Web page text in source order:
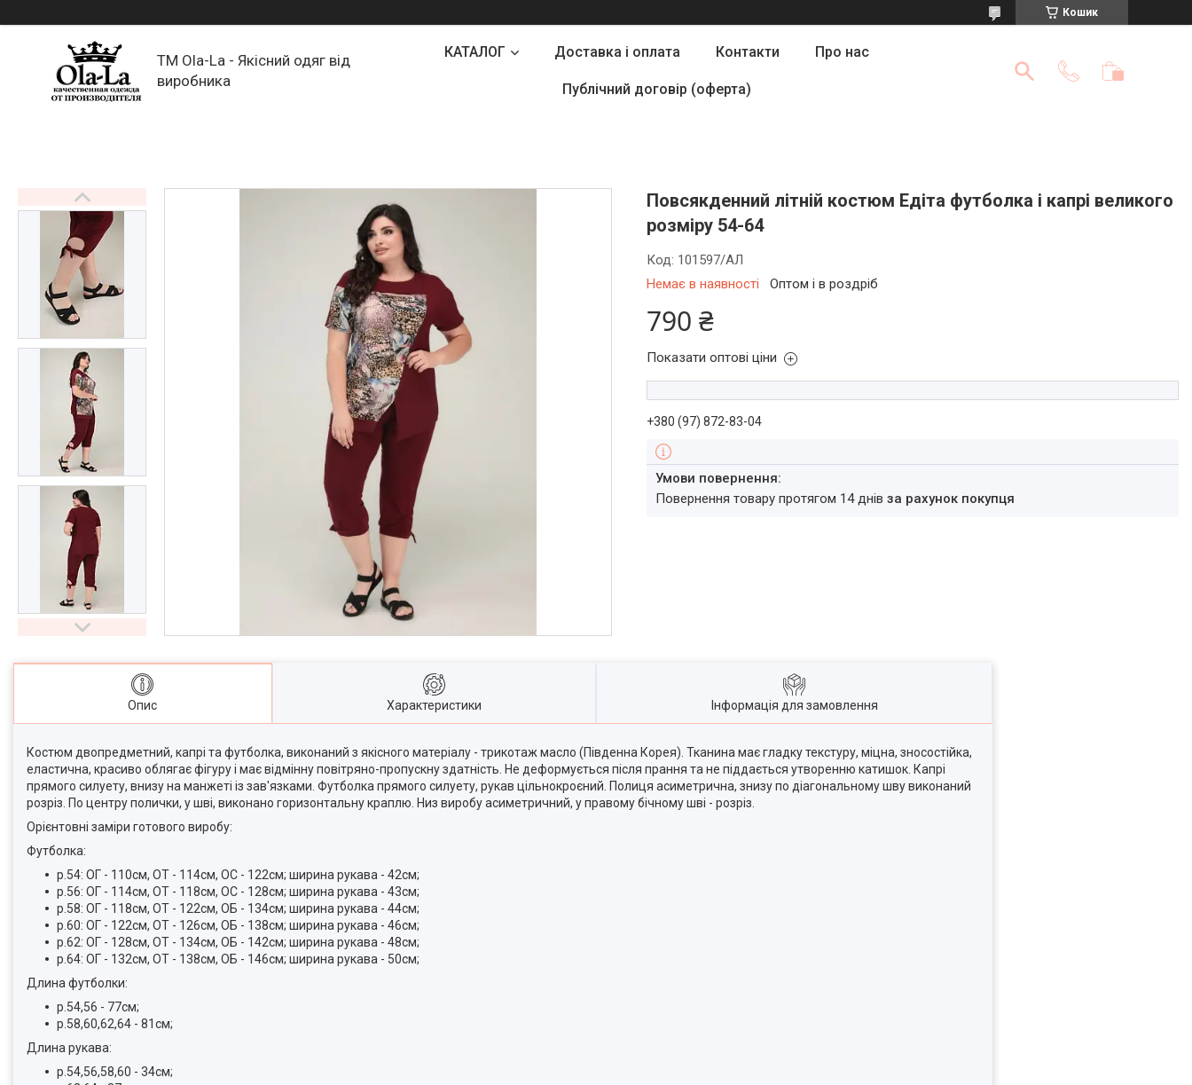
Кошик
TM Ola-La - Якісний одяг від
виробника
КАТАЛОГ Доставка і оплата Контакти Про нас
Публічний договір (оферта)
Повсякденний літній костюм Едіта футболка і капрі великого
розміру 54-64
Немає в наявності Оптом і в роздріб
Код: 101597/АЛ
790 ₴
Показати оптові ціни
+380 (97) 872-83-04
повернення товару протягом 14 днівза рахунок покупця
Опис Характеристики Інформація для замовлення
Костюм двопредметний, капрі та футболка, виконаний з якісного матеріалу - трикотаж масло (Південна Корея). Тканина має гладку текстуру, міцна, зносостійка,
еластична, красиво облягає фігуру і має відмінну повітряно-пропускну здатність. Не деформується після прання та не піддається утворенню катишок. Капрі
прямого силуету, внизу на манжеті із зав'язками. Футболка прямого силуету, рукав цільнокроєний. Полиця асиметрична, знизу по діагональному шву виконаний
розріз. По центру полички, у шві, виконано горизонтальну краплю. Низ виробу асиметричний, у правому бічному шві - розріз.
Орієнтовні заміри готового виробу:
Футболка:
р.54: ОГ - 110см, ОТ - 114см, ОС - 122см; ширина рукава - 42см;
р.56: ОГ - 114см, ОТ - 118см, ОС - 128см; ширина рукава - 43см;
р.58: ОГ - 118см, ОТ - 122см, ОБ - 134см; ширина рукава - 44см;
р.60: ОГ - 122см, ОТ - 126см, ОБ - 138см; ширина рукава - 46см;
р.62: ОГ - 128см, ОТ - 134см, ОБ - 142см; ширина рукава - 48см;
р.64: ОГ - 132см, ОТ - 138см, ОБ - 146см; ширина рукава - 50см;
Длина футболки:
р.54,56 - 77см;
р.58,60,62,64 - 81см;
Длина рукава:
р.54,56,58,60 - 34см;